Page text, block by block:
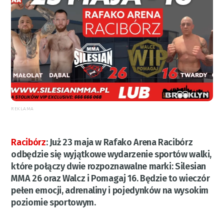
REKLAMA
Racibórz:Już 23 maja w Rafako Arena Racibórz
odbędzie się wyjątkowe wydarzenie sportów walki,
które połączy dwie rozpoznawalne marki: Silesian
MMA 26 oraz Walcz i Pomagaj 16. Będzie to wieczór
pełen emocji, adrenaliny i pojedynków na wysokim
poziomie sportowym.